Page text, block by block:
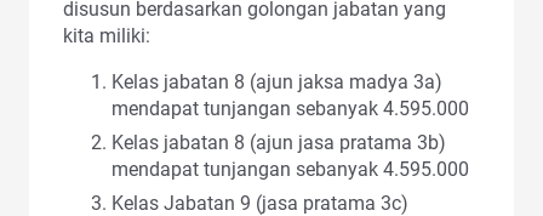
disusun berdasarkan golongan jabatan yang
kita miliki:
Kelas jabatan 8 (ajun jaksa madya 3a)
mendapat tunjangan sebanyak 4.595.000
Kelas jabatan 8 (ajun jasa pratama 3b)
mendapat tunjangan sebanyak 4.595.000
Kelas Jabatan 9 (jasa pratama 3c)